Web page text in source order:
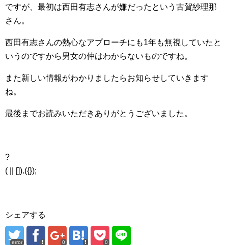
ですが、最初は西田有志さんが嫌だったという古賀紗理那
さん。
西田有志さんの熱心なアプローチにも1年も無視していたと
いうのですから男女の仲はわからないものですね。
また新しい情報がわかりましたらお知らせしていきます
ね。
最後までお読みいただきありがとうございました。
?
( || []).({});
シェアする
error 0 0